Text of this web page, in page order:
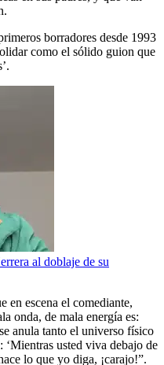
borradores desde 1993
como el sólido guion que
al doblaje de su
en escena el comediante,
onda, de mala energía es:
anula tanto el universo físico
‘Mientras usted viva debajo de
lo que yo diga, ¡carajo!”.